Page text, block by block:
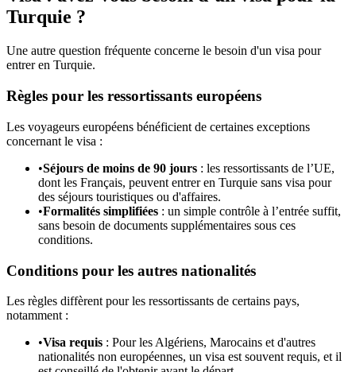
Turquie ?
Une autre question fréquente concerne le besoin d'un visa pour
entrer en Turquie.
Règles pour les ressortissants européens
Les voyageurs européens bénéficient de certaines exceptions
concernant le visa :
•Séjours de moins de 90 jours : les ressortissants de l’UE,
dont les Français, peuvent entrer en Turquie sans visa pour
des séjours touristiques ou d'affaires.
•Formalités simplifiées : un simple contrôle à l’entrée suffit,
sans besoin de documents supplémentaires sous ces
conditions.
Conditions pour les autres nationalités
Les règles diffèrent pour les ressortissants de certains pays,
notamment :
•Visa requis : Pour les Algériens, Marocains et d'autres
nationalités non européennes, un visa est souvent requis, et il